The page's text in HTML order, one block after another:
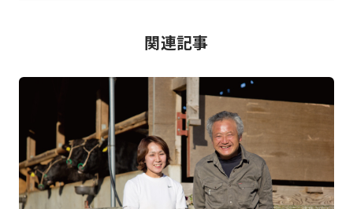
関連記事